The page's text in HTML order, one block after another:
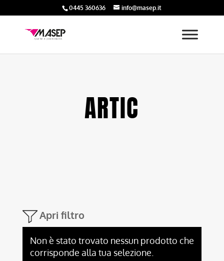
0445 360636 info@masep.it
ARTIC
Apri filtro
Non è stato trovato nessun prodotto che
corrisponde alla tua selezione.